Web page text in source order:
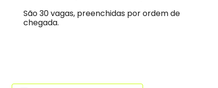
São 30 vagas, preenchidas por ordem de
chegada.